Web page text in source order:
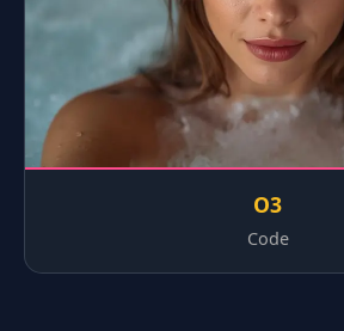
O3
Code